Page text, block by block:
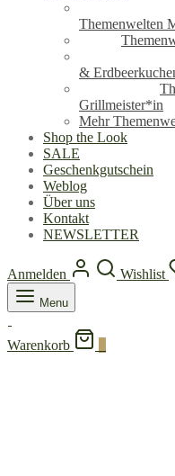
Themenwelten
&
Grillmeister*in
Mehr
Shop the Look
SALE
Geschenkgutschein
Weblog
Über uns
Kontakt
NEWSLETTER
Anmelden Wishlist
Menu
Warenkorb